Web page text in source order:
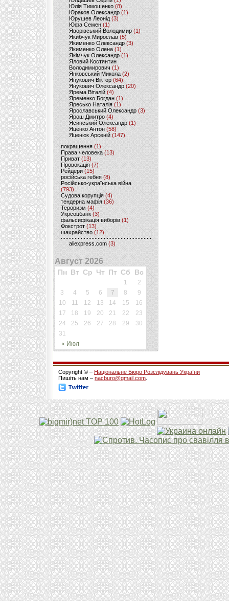
Юлія Тимошенко (8)
Юраков Олександр (1)
Юрушев Леонід (3)
Юфа Семен (1)
Яворівський Володимир (1)
Якибчук Мирослав (5)
Якименко Олександр (3)
Якименко Олена(1)
Якімчук Олександр (1)
Яловий Костянтин
Володимирович (1)
Янковський Микола(2)
Янукович Віктор (64)
Янукович Олександр(20)
Ярема Віталій(4)
Яременко Богдан(1)
Яресько Наталія(1)
Ярославський Олександр (3)
Ярош Дмитро (4)
Ясинський Олександр (1)
Яценко Антон(58)
Яценюк Арсеній (147)
покращення (1)
Права человека(13)
Приват (13)
Провокація (7)
Рейдери (15)
російська гебня (8)
Російсько-українська війна
(793)
Судова корупція (4)
тендерна мафія (36)
Тероризм (4)
Укрсоцбанк (3)
фальсифікація виборів (1)
Фокстрот(13)
шахрайство (12)
aliexpress.com (3)
Август 2026
Пн Вт Ср Чт Пт Сб Вс
« Июл
1
2
3
4 5 6 7 8
9
10
11 12 13 14 15
16
17
18 19 20 21 22
23
24
25 26 27 28 29
30
31
Copyright © – Національне Бюро Розслідувань України
Пишіть нам – nacburo@gmail.com